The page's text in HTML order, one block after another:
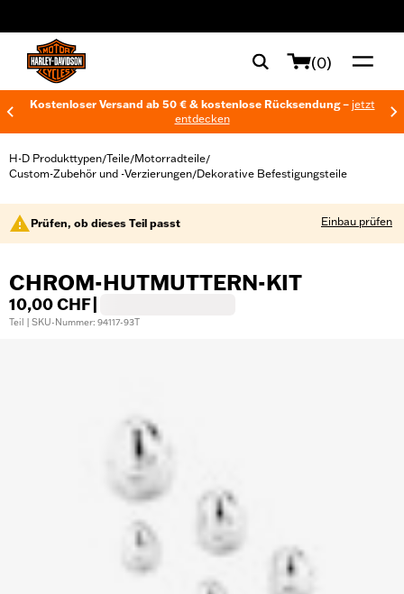
(0)
Kostenloser Versand ab 50 € & kostenlose Rücksendung – jetzt
entdecken
H-D Produkttypen/Teile/Motorradteile/
Custom-Zubehör und -Verzierungen/Dekorative Befestigungsteile
Prüfen, ob dieses Teil passt Einbau prüfen
CHROM-HUTMUTTERN-KIT
10,00 CHF
Teil | SKU-Nummer: 94117-93T